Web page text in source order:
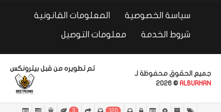
سياسة الخصوصية المعلومات القانونية
شروط الخدمة معلومات التوصيل
جميع الحقوق محفوظة لـ
ALBURHAN
© 2026
تم تطويره من قبل بيترونكس
3 120